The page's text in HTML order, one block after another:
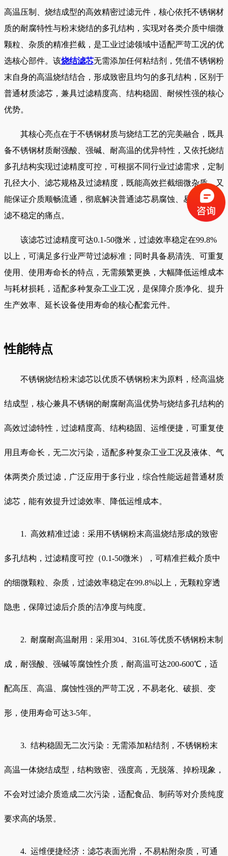
高温压制、烧结成型的高效精密过滤元件，核心依托不锈钢材
质的耐腐特性与粉末烧结的多孔结构，实现对各类介质中细微
颗粒、杂质的精准拦截，是工业过滤领域中适配严苛工况的优
选核心部件。该烧结滤芯无需添加任何粘结剂，凭借不锈钢粉
末自身的高温烧结结合，形成致密且均匀的多孔结构，区别于
普通材质滤芯，兼具过滤精度高、结构稳固、耐候性强的核心
优势。
其核心亮点在于不锈钢材质与烧结工艺的完美融合，既具
备不锈钢材质耐强酸、强碱、耐高温的优异特性，又依托烧结
多孔结构实现过滤精度可控，可根据不同行业过滤需求，定制
孔径大小、滤芯规格及过滤精度，既能高效拦截细微杂质，又
能保证介质顺畅流通，彻底解决普通滤芯易腐蚀、易破损、过
滤不稳定的痛点。
该滤芯过滤精度可达0.1-50微米，过滤效率稳定在99.8%
以上，可满足多行业严苛过滤标准；同时具备易清洗、可重复
使用、使用寿命长的特点，无需频繁更换，大幅降低运维成本
与耗材损耗，适配多种复杂工业工况，是保障介质净化、提升
生产效率、延长设备使用寿命的核心配套元件。
性能特点
不锈钢烧结粉末滤芯以优质不锈钢粉末为原料，经高温烧
结成型，核心兼具不锈钢的耐腐耐高温优势与烧结多孔结构的
高效过滤特性，过滤精度高、结构稳固、运维便捷，可重复使
用且寿命长，无二次污染，适配多种复杂工业工况及液体、气
体两类介质过滤，广泛应用于多行业，综合性能远超普通材质
滤芯，能有效提升过滤效率、降低运维成本。
1. 高效精准过滤：采用不锈钢粉末高温烧结形成的致密
多孔结构，过滤精度可控（0.1-50微米），可精准拦截介质中
的细微颗粒、杂质，过滤效率稳定在99.8%以上，无颗粒穿透
隐患，保障过滤后介质的洁净度与纯度。
2. 耐腐耐高温耐用：采用304、316L等优质不锈钢粉末制
成，耐强酸、强碱等腐蚀性介质，耐高温可达200-600℃，适
配高压、高温、腐蚀性强的严苛工况，不易老化、破损、变
形，使用寿命可达3-5年。
3. 结构稳固无二次污染：无需添加粘结剂，不锈钢粉末
高温一体烧结成型，结构致密、强度高，无脱落、掉粉现象，
不会对过滤介质造成二次污染，适配食品、制药等对介质纯度
要求高的场景。
4. 运维便捷经济：滤芯表面光滑，不易粘附杂质，可通